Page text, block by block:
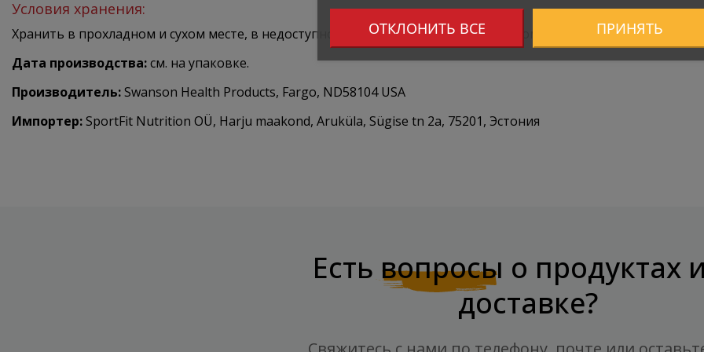
Условия хранения:
Хранить в прохладном и сухом месте, в недоступном для детей месте, защищённом от прямых солнечных
Дата производства:см. на упаковке.
Производитель:Swanson Health Products, Fargo, ND58104 USA
Импортер:SportFit Nutrition OÜ, Harju maakond, Aruküla, Sügise tn 2a, 75201, Эстония
Есть вопросы о продуктах
доставке?
ОТКЛОНИТЬ ВСЕ ПРИНЯТЬ